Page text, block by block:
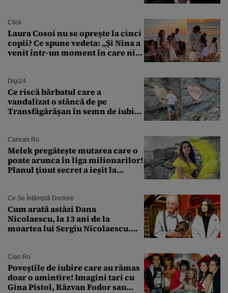
Click
Laura Cosoi nu se oprește la cinci
copii? Ce spune vedeta: „Și Nina a
venit într-un moment în care nici
Digi24
Ce riscă bărbatul care a
vandalizat o stâncă de pe
Transfăgărășan în semn de iubire
Cancan.ro
Melek pregătește mutarea care o
poate arunca în liga milionarilor!
Planul ținut secret a ieșit la
Ce Se Întâmplă Doctore
Cum arată astăzi Dana
Nicolaescu, la 13 ani de la
moartea lui Sergiu Nicolaescu.
Ciao.ro
Poveştile de iubire care au rămas
doar o amintire! Imagini tari cu
Gina Pistol, Răzvan Fodor sau